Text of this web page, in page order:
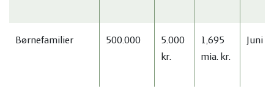
Børnefamilier 500.000
5.000
kr.
1,695
mia. kr.
Juni